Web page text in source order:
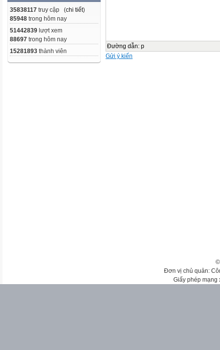
35838117 truy cập (chi tiết)
85948 trong hôm nay
51442839 lượt xem
88697 trong hôm nay
15281893 thành viên
Đường dẫn: p
Gửi ý kiến
Đơn vị chủ quản:
Giấy phép mạng